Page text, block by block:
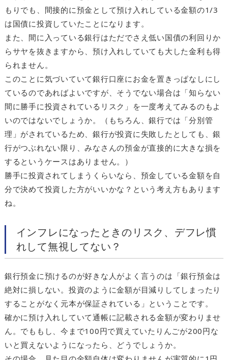
もりでも、間接的に預金として預け入れしている金額の1/3
は国債に投資していたことになります。
また、間に入っている銀行はただでさえ低い国債の利回りか
らサヤを抜きますから、預け入れしていても大した金利も得
られません。
このことに気づいていて銀行口座にお金を置きっぱなしにし
ているのであればよいですが、そうでない場合は「知らない
間に勝手に投資されているリスク」を一度考えてみるのもよ
いのではないでしょうか。（もちろん、銀行では「分別管
理」がされているため、銀行が投資に失敗したとしても、銀
行がつぶれない限り、みなさんの預金が直接的に大きな損を
するというケースはありません。）
勝手に投資されてしまうくらいなら、預金している金額を自
分で決めて投資した方がいいかな？という考え方もあります
ね。
インフレになったときのリスク、デフレ慣
れして無視してない？
銀行預金に預けるのが好きな人がよく言うのは「銀行預金は
絶対に損しない。投資のように金額が目減りしてしまったり
することがなく元本が保証されている」ということです。
確かに預け入れしていて通帳に記載される金額が変わりませ
ん。でももし、今まで100円で買えていたりんごが200円な
いと買えないようになったら、どうでしょうか。